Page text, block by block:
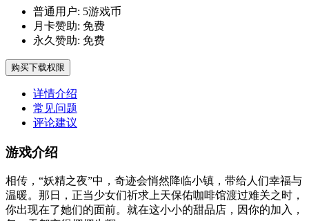
普通用户: 5游戏币
月卡赞助: 免费
永久赞助: 免费
购买下载权限
详情介绍
常见问题
评论建议
游戏介绍
相传，“妖精之夜”中，奇迹会悄然降临小镇，带给人们幸福与
温暖。那日，正当少女们祈求上天保佑咖啡馆渡过难关之时，
你出现在了她们的面前。就在这小小的甜品店，因你的加入，